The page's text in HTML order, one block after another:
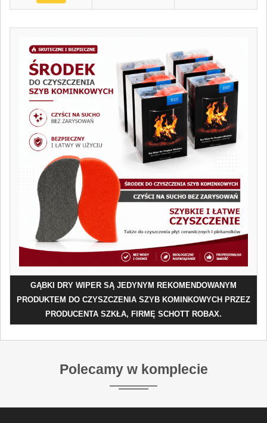
GĄBKI DRY WIPER SĄ JEDYNYM REKOMENDOWANYM
PRODUKTEM DO CZYSZCZENIA SZYB KOMINKOWYCH PRZEZ
PRODUCENTA SZKŁA, FIRMĘ SCHOTT ROBAX.
Polecamy w komplecie